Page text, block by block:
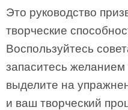
Это руководство
творческие
Воспользуйтесь
запаситесь желанием
выделите на
и ваш творческий